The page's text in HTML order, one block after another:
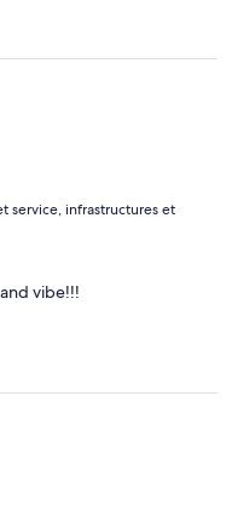
service, infrastructures et
vibe!!!